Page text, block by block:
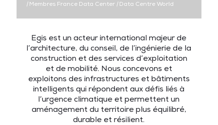
|Membres France Data Center |Data Centre World
Egis est un acteur international majeur de
l’architecture, du conseil, de l’ingénierie de la
construction et des services d’exploitation
et de mobilité. Nous concevons et
exploitons des infrastructures et bâtiments
intelligents qui répondent aux défis liés à
l’urgence climatique et permettent un
aménagement du territoire plus équilibré,
durable et résilient.